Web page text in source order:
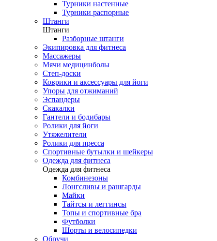
Турники настенные
Турники распорные
Штанги
Штанги
Разборные штанги
Экипировка для фитнеса
Массажеры
Мячи медицинболы
Степ-доски
Коврики и аксессуары для йоги
Упоры для отжиманий
Эспандеры
Скакалки
Гантели и бодибары
Ролики для йоги
Утяжелители
Ролики для пресса
Спортивные бутылки и шейкеры
Одежда для фитнеса
Одежда для фитнеса
Комбинезоны
Лонгсливы и рашгарды
Майки
Тайтсы и леггинсы
Топы и спортивные бра
Футболки
Шорты и велосипедки
Обручи